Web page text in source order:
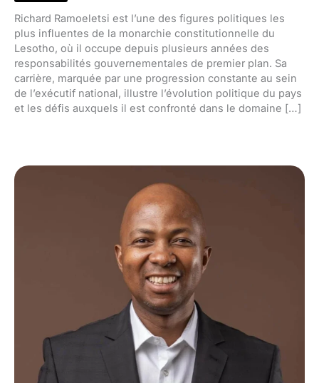
Richard Ramoeletsi est l’une des figures politiques les
plus influentes de la monarchie constitutionnelle du
Lesotho, où il occupe depuis plusieurs années des
responsabilités gouvernementales de premier plan. Sa
carrière, marquée par une progression constante au sein
de l’exécutif national, illustre l’évolution politique du pays
et les défis auxquels il est confronté dans le domaine […]